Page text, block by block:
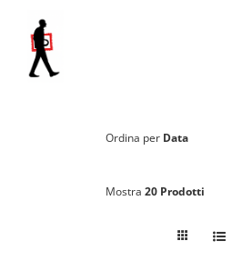
contenuto
Ordina per Data
Mostra 20 Prodotti